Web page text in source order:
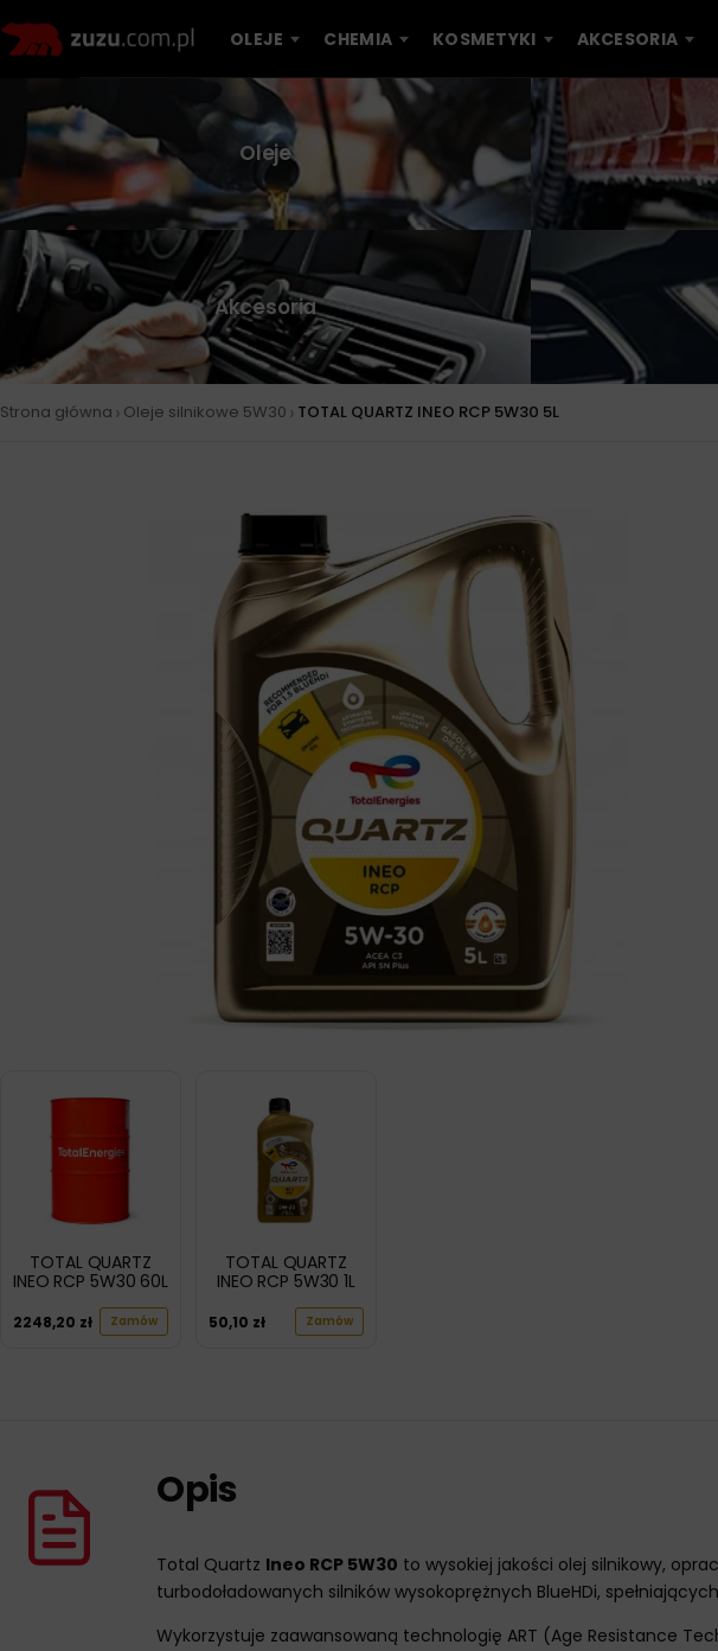
OLEJE CHEMIA KOSMETYKI AKCESORIA
Oleje
Akcesoria
Strona główna › Oleje silnikowe 5W30 › TOTAL QUARTZ INEO RCP 5W30 5L
TOTAL QUARTZ
INEO RCP 5W30 60L
2248,20 zł Zamów
TOTAL QUARTZ
INEO RCP 5W30 1L
50,10 zł Zamów
Opis
Total Quartz Ineo RCP 5W30 to wysokiej jakości olej silnikowy,
turbodoładowanych silników wysokoprężnych BlueHDi,
Wykorzystuje zaawansowaną technologię ART (Age Resistance